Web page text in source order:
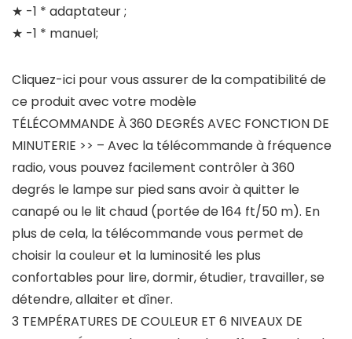
★ -1 * adaptateur ;
★ -1 * manuel;
Cliquez-ici pour vous assurer de la compatibilité de
ce produit avec votre modèle
TÉLÉCOMMANDE À 360 DEGRÉS AVEC FONCTION DE
MINUTERIE >> – Avec la télécommande à fréquence
radio, vous pouvez facilement contrôler à 360
degrés le lampe sur pied sans avoir à quitter le
canapé ou le lit chaud (portée de 164 ft/50 m). En
plus de cela, la télécommande vous permet de
choisir la couleur et la luminosité les plus
confortables pour lire, dormir, étudier, travailler, se
détendre, allaiter et dîner.
3 TEMPÉRATURES DE COULEUR ET 6 NIVEAUX DE